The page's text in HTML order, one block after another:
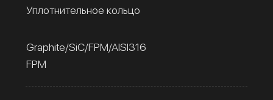
Уплотнительное кольцо
Graphite/SiC/FPM/AISI316
FPM